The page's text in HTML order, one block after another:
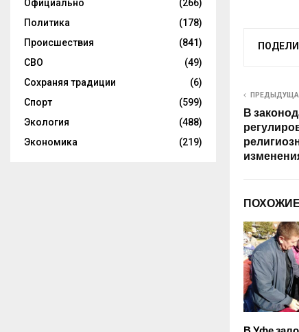
В
Официально
(266)
Политика
(178)
Происшествия
(841)
СВО
(49)
Сохраняя традиции
(6)
Спорт
(599)
Экология
(488)
Экономика
(219)